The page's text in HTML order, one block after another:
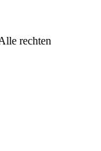
rechten